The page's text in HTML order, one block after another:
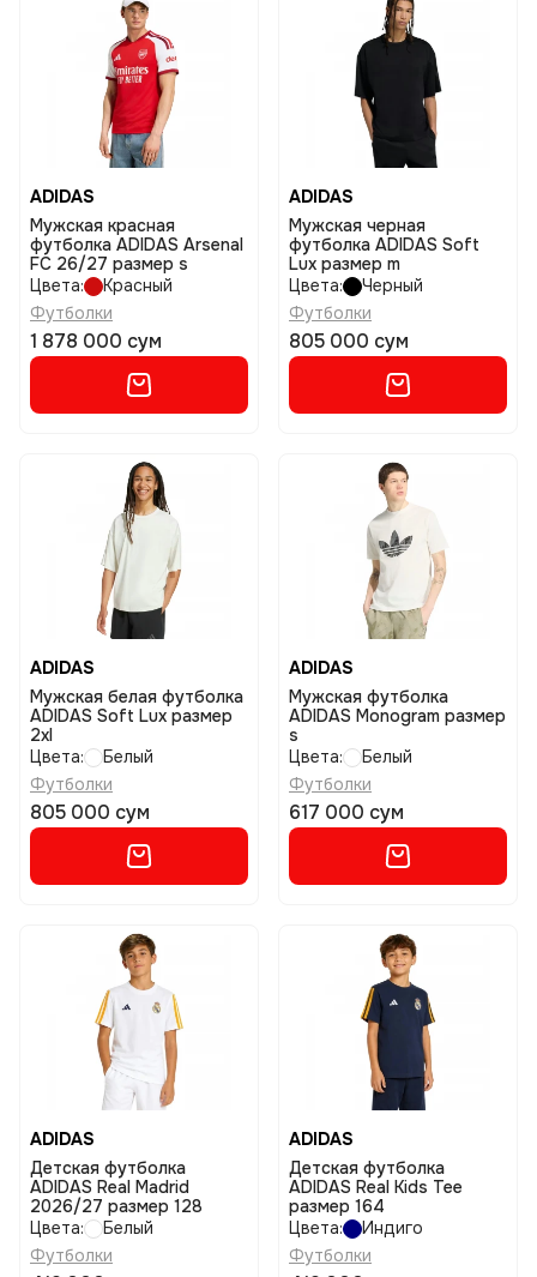
ADIDAS
Мужская красная
футболка ADIDAS Arsenal
FC 26/27 размер s
Цвета:
Красный
Футболки
1 878 000 сум
ADIDAS
Мужская черная
футболка ADIDAS Soft
Lux размер m
Цвета:
Черный
Футболки
805 000 сум
ADIDAS
Мужская белая футболка
ADIDAS Soft Lux размер
2xl
Цвета:
Белый
Футболки
805 000 сум
ADIDAS
Мужская футболка
ADIDAS Monogram размер
s
Цвета:
Белый
Футболки
617 000 сум
ADIDAS
Детская футболка
ADIDAS Real Madrid
2026/27 размер 128
Цвета:
Белый
Футболки
ADIDAS
Детская футболка
ADIDAS Real Kids Tee
размер 164
Цвета:
Индиго
Футболки